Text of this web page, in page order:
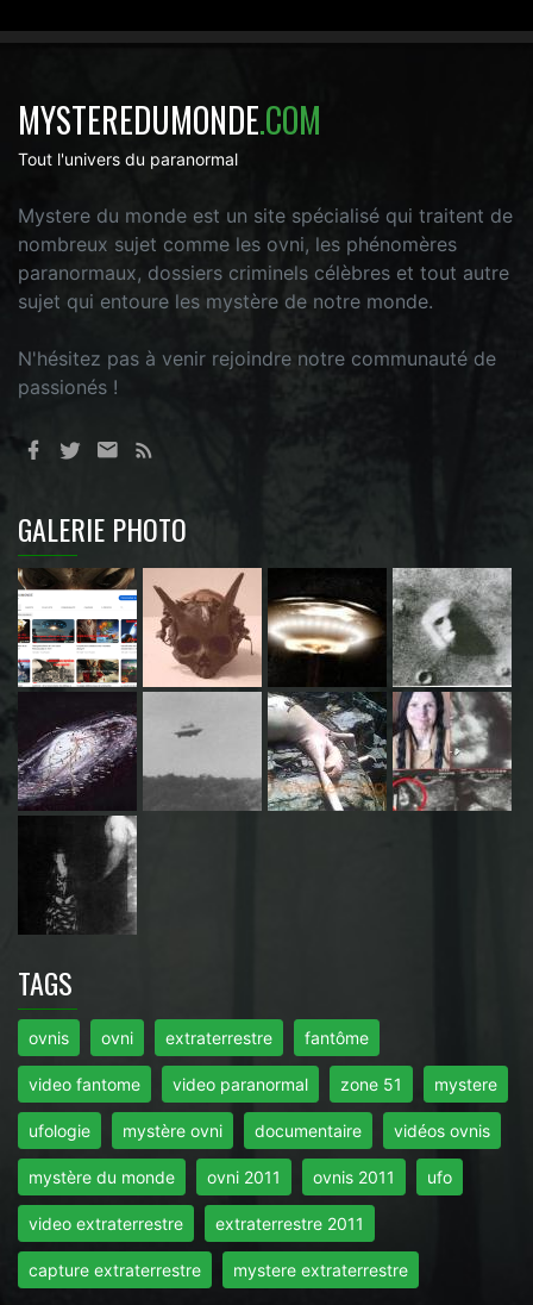
MYSTEREDUMONDE.COM
Tout l'univers du paranormal
Mystere du monde est un site spécialisé qui traitent de
nombreux sujet comme les ovni, les phénomères
paranormaux, dossiers criminels célèbres et tout autre
sujet qui entoure les mystère de notre monde.
N'hésitez pas à venir rejoindre notre communauté de
passionés !
GALERIE PHOTO
TAGS
ovnis ovni extraterrestre fantôme
video fantome video paranormal zone 51 mystere
ufologie mystère ovni documentaire vidéos ovnis
mystère du monde ovni 2011 ovnis 2011 ufo
video extraterrestre extraterrestre 2011
capture extraterrestre mystere extraterrestre